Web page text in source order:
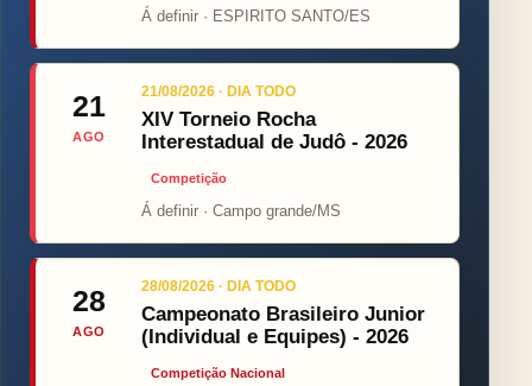
Á definir · ESPIRITO SANTO/ES
21
AGO
21/08/2026 · DIA TODO
XIV Torneio Rocha
Interestadual de Judô - 2026
Competição
Á definir · Campo grande/MS
28
AGO
28/08/2026 · DIA TODO
Campeonato Brasileiro Junior
(Individual e Equipes) - 2026
Competição Nacional